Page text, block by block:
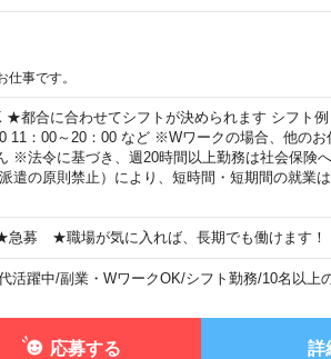
事です。
都合に合わせてシフトが決められます シフト例
11：00～20：00 など ※Wワークの場合、他のお
※法令に基づき、週20時間以上勤務は社会保険
遣の原則禁止）により、短時間・短期間の就業
募 ★職場が気に入れば、長期でも働けます！
活躍中/副業・WワークOK/シフト勤務/10名以上
応募する 詳